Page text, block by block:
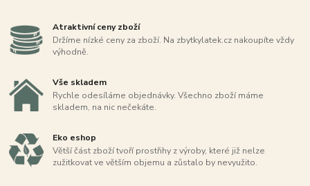
Atraktivní ceny zboží
Držíme nízké ceny za zboží. Na zbytkylatek.cz nakoupíte vždy
výhodně.
Vše skladem
Rychle odesíláme objednávky. Všechno zboží máme
skladem, na nic nečekáte.
Eko eshop
Větší část zboží tvoří prostřihy z výroby, které již nelze
zužitkovat ve větším objemu a zůstalo by nevyužito.